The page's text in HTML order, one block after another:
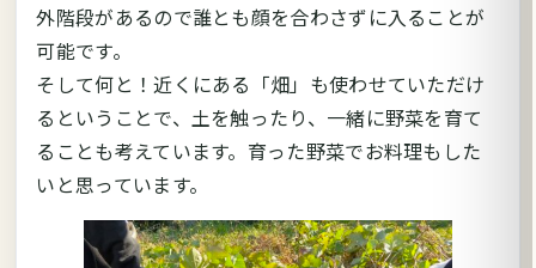
外階段があるので誰とも顔を合わさずに入ることが
可能です。
そして何と！近くにある「畑」も使わせていただけ
るということで、土を触ったり、一緒に野菜を育て
ることも考えています。育った野菜でお料理もした
いと思っています。